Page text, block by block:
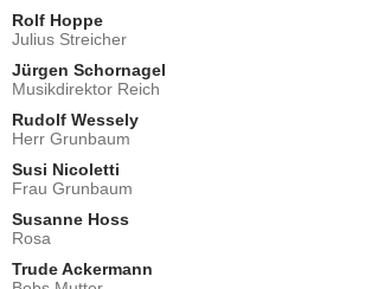
Rolf Hoppe
Julius Streicher
Jürgen Schornagel
Musikdirektor Reich
Rudolf Wessely
Herr Grunbaum
Susi Nicoletti
Frau Grunbaum
Susanne Hoss
Rosa
Trude Ackermann